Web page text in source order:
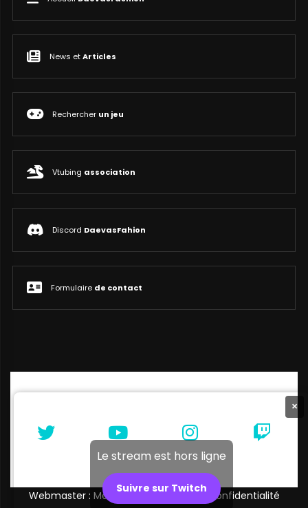
News etArticles
Rechercher un jeu
Vtubing association
Discord DaevasFahion
Formulaire de contact
×
Le stream est hors ligne
Suivre sur Twitch
Webmaster : Melibellule | Politique de confidentialité